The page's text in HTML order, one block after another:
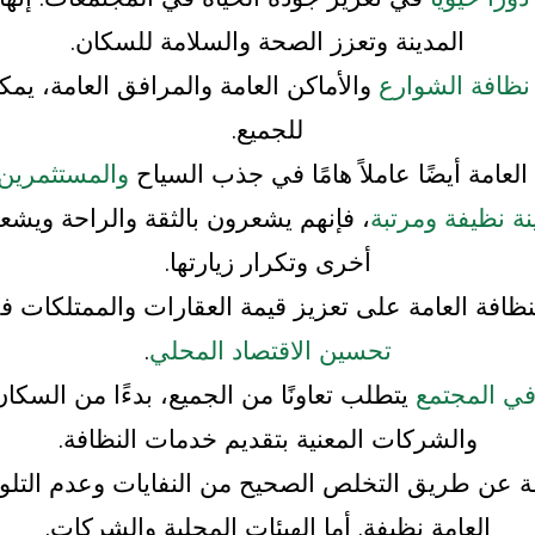
المدينة وتعزز الصحة والسلامة للسكان.
الشوارع والأماكن العامة والمرافق العامة،
للجميع.
العامة أيضًا عاملاً هامًا في جذب السياح
نظيفة ومرتبة، فإنهم يشعرون بالثقة والراحة
أخرى وتكرار زيارتها.
العامة على تعزيز قيمة العقارات والممتلكات
تحسين الاقتصاد المحلي.
المجتمع يتطلب تعاونًا من الجميع، بدءًا من
والشركات المعنية بتقديم خدمات النظافة.
عن طريق التخلص الصحيح من النفايات وعدم
العامة نظيفة. أما الهيئات المحلية والشركات.